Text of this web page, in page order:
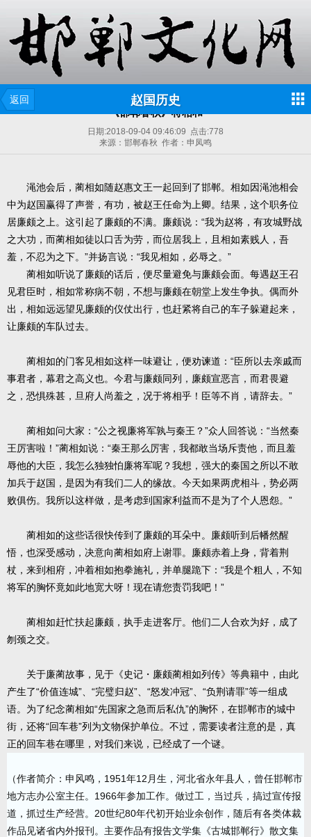
返回 赵国历史
《邯郸春秋》将相和
日期:2018-09-04 09:46:09 点击:778
来源：邯郸春秋 作者：申凤鸣
渑池会后，蔺相如随赵惠文王一起回到了邯郸。相如因渑池相会
中为赵国赢得了声誉，有功，被赵王任命为上卿。结果，这个职务位
居廉颇之上。这引起了廉颇的不满。廉颇说：“我为赵将，有攻城野战
之大功，而蔺相如徒以口舌为劳，而位居我上，且相如素贱人，吾
羞，不忍为之下。”并扬言说：“我见相如，必辱之。”
蔺相如听说了廉颇的话后，便尽量避免与廉颇会面。每遇赵王召
见君臣时，相如常称病不朝，不想与廉颇在朝堂上发生争执。偶而外
出，相如远远望见廉颇的仪仗出行，也赶紧将自己的车子躲避起来，
让廉颇的车队过去。
蔺相如的门客见相如这样一味避让，便劝谏道：“臣所以去亲戚而
事君者，幕君之高义也。今君与廉颇同列，廉颇宣恶言，而君畏避
之，恐惧殊甚，旦府人尚羞之，况于将相乎！臣等不肖，请辞去。”
蔺相如问大家：“公之视廉将军孰与秦王？”众人回答说：“当然秦
王厉害啦！”蔺相如说：“秦王那么厉害，我都敢当场斥责他，而且羞
辱他的大臣，我怎么独独怕廉将军呢？我想，强大的秦国之所以不敢
加兵于赵国，是因为有我们二人的缘故。今天如果两虎相斗，势必两
败俱伤。我所以这样做，是考虑到国家利益而不是为了个人恩怨。”
蔺相如的这些话很快传到了廉颇的耳朵中。廉颇听到后幡然醒
悟，也深受感动，决意向蔺相如府上谢罪。廉颇赤着上身，背着荆
杖，来到相府，冲着相如抱拳施礼，并单腿跪下：“我是个粗人，不知
将军的胸怀竟如此地宽大呀！现在请您责罚我吧！”
蔺相如赶忙扶起廉颇，执手走进客厅。他们二人合欢为好，成了
刎颈之交。
关于廉蔺故事，见于《史记・廉颇蔺相如列传》等典籍中，由此
产生了“价值连城”、“完璧归赵”、“怒发冲冠”、“负荆请罪”等一组成
语。为了纪念蔺相如“先国家之急而后私仇”的胸怀，在邯郸市的城中
街，还将“回车巷”列为文物保护单位。不过，需要读者注意的是，真
正的回车巷在哪里，对我们来说，已经成了一个谜。
（作者简介：申风鸣，1951年12月生，河北省永年县人，曾任邯郸市
地方志办公室主任。1966年参加工作。做过工，当过兵，搞过宣传报
道，抓过生产经营。20世纪80年代初开始业余创作，随后有各类体裁
作品见诸省内外报刊。主要作品有报告文学集《古城邯郸行》散文集